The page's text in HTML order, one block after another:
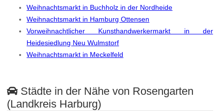
Weihnachtsmarkt in Buchholz in der Nordheide
Weihnachtsmarkt in Hamburg Ottensen
Vorweihnachtlicher Kunsthandwerkermarkt in der
Heidesiedlung Neu Wulmstorf
Weihnachtsmarkt in Meckelfeld
Städte in der Nähe von Rosengarten
(Landkreis Harburg)